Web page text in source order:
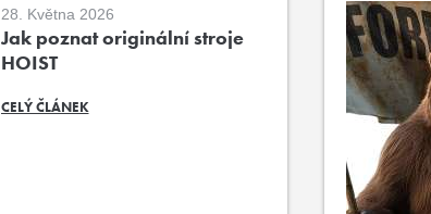
28. Května 2026
Jak poznat originální stroje
HOIST
CELÝ ČLÁNEK